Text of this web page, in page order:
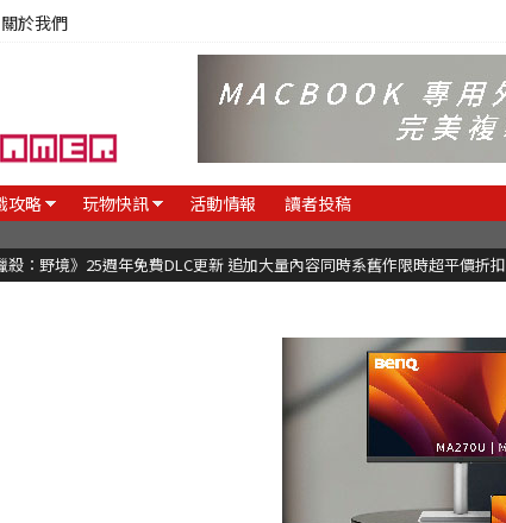
關於我們
攻略 玩物快訊 活動情報 讀者投稿
殺：野境》25週年免費DLC更新 追加大量內容同時系舊作限時超平價折扣